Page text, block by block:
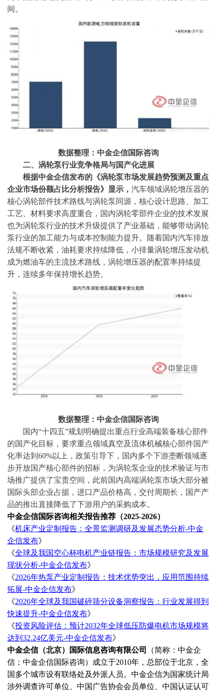
间。
数据整理：中金企信国际咨询
二、涡轮泵行业竞争格局与国产化进展
根据中金企信发布的《涡轮泵市场发展趋势预测及重点
企业市场份额占比分析报告》显示， 汽车领域涡轮增压器的
核心涡轮部件技术路线与涡轮泵同源，核心设计思路、加工
工艺、材料要求高度重合，国内涡轮零部件企业的技术发展
也为涡轮泵行业的技术升级提供了产业基础，能够带动涡轮
泵行业的加工能力与成本控制能力提升。随着国内汽车排放
法规不断收紧，油耗要求持续降低，小排量涡轮增压发动机
成为燃油车的主流技术路线，涡轮增压器的配置率持续提
升，连续多年保持增长趋势。
数据整理：中金企信国际咨询
国内“十四五”规划明确提出重点行业高端装备核心部件
的国产化目标，要求重点领域真空及流体机械核心部件国产
化率达到60%以上，政策引导下，国内多个下游垄断领域逐
步开放国产核心部件的招标，为涡轮泵企业的技术验证与市
场推广提供了宝贵空间，此前国内高端涡轮泵市场大部分被
国际头部企业占据，进口产品价格高，交付周期长，国产产
品的推出直接降低了下游用户的采购成本。
中金企信国际咨询相关报告推荐（2025-2026）
《机床产业定制报告：全景监测调研及发展态势分析-中金
企信发布》
《全球及我国空心杯电机产业链报告：市场规模研究及发展
现状分析-中金企信发布》
《2026年热泵产业定制报告：技术优势突出，应用范围持续
拓展-中金企信发布》
《2026年全球及我国破碎筛分设备洞察报告：行业发展得到
快速提升-中金企信发布》
《投资风险评估：预计2032年全球低压防爆电机市场规模将
达到32.24亿美元-中金企信发布》
中金企信（北京）国际信息咨询有限公司
（简称： 中金企
信； 中金企信国际咨询） 成立于2010年 ， 总部位于北京， 全
国多个城市设有联络处及外派人员。中金企信为国家统计局
涉外调查许可单位
中国广告协会会员单位、中国认证认可